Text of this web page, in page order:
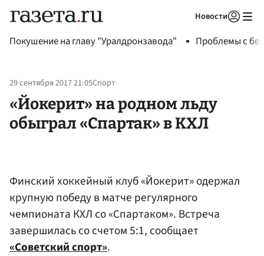
Новости
Покушение на главу "Уралдронзавода" Проблемы с
29 сентября 2017 21:05Спорт
«Йокерит» на родном льду
обыграл «Спартак» в КХЛ
Финский хоккейный клуб «Йокерит» одержал
крупную победу в матче регулярного
чемпионата КХЛ со «Спартаком». Встреча
завершилась со счетом 5:1, сообщает
«Советский спорт».